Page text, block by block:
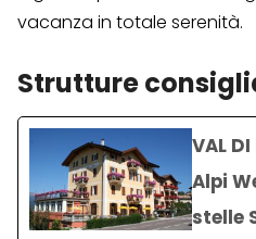
vacanza in totale serenità.
Strutture
VAL
Alpi
stelle